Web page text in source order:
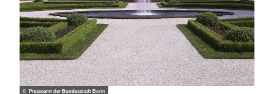
© Presseamt der Bundesstadt Bonn